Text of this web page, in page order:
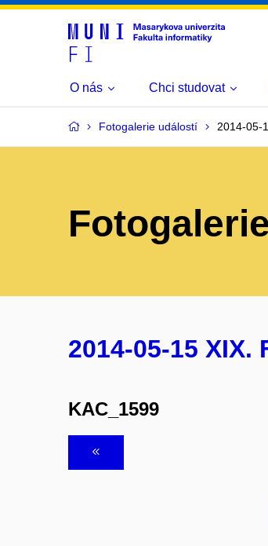
O nás Chci studovat
Fotogalerie událostí 2014-05-
2014-05-15
KAC_1599